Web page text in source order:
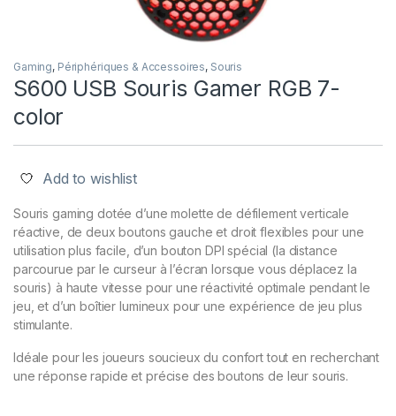
Gaming, Périphériques & Accessoires, Souris
S600 USB Souris Gamer RGB 7-
color
Add to wishlist
Souris gaming dotée d’une molette de défilement verticale
réactive, de deux boutons gauche et droit flexibles pour une
utilisation plus facile, d’un bouton DPI spécial (la distance
parcourue par le curseur à l’écran lorsque vous déplacez la
souris) à haute vitesse pour une réactivité optimale pendant le
jeu, et d’un boîtier lumineux pour une expérience de jeu plus
stimulante.
Idéale pour les joueurs soucieux du confort tout en recherchant
une réponse rapide et précise des boutons de leur souris.